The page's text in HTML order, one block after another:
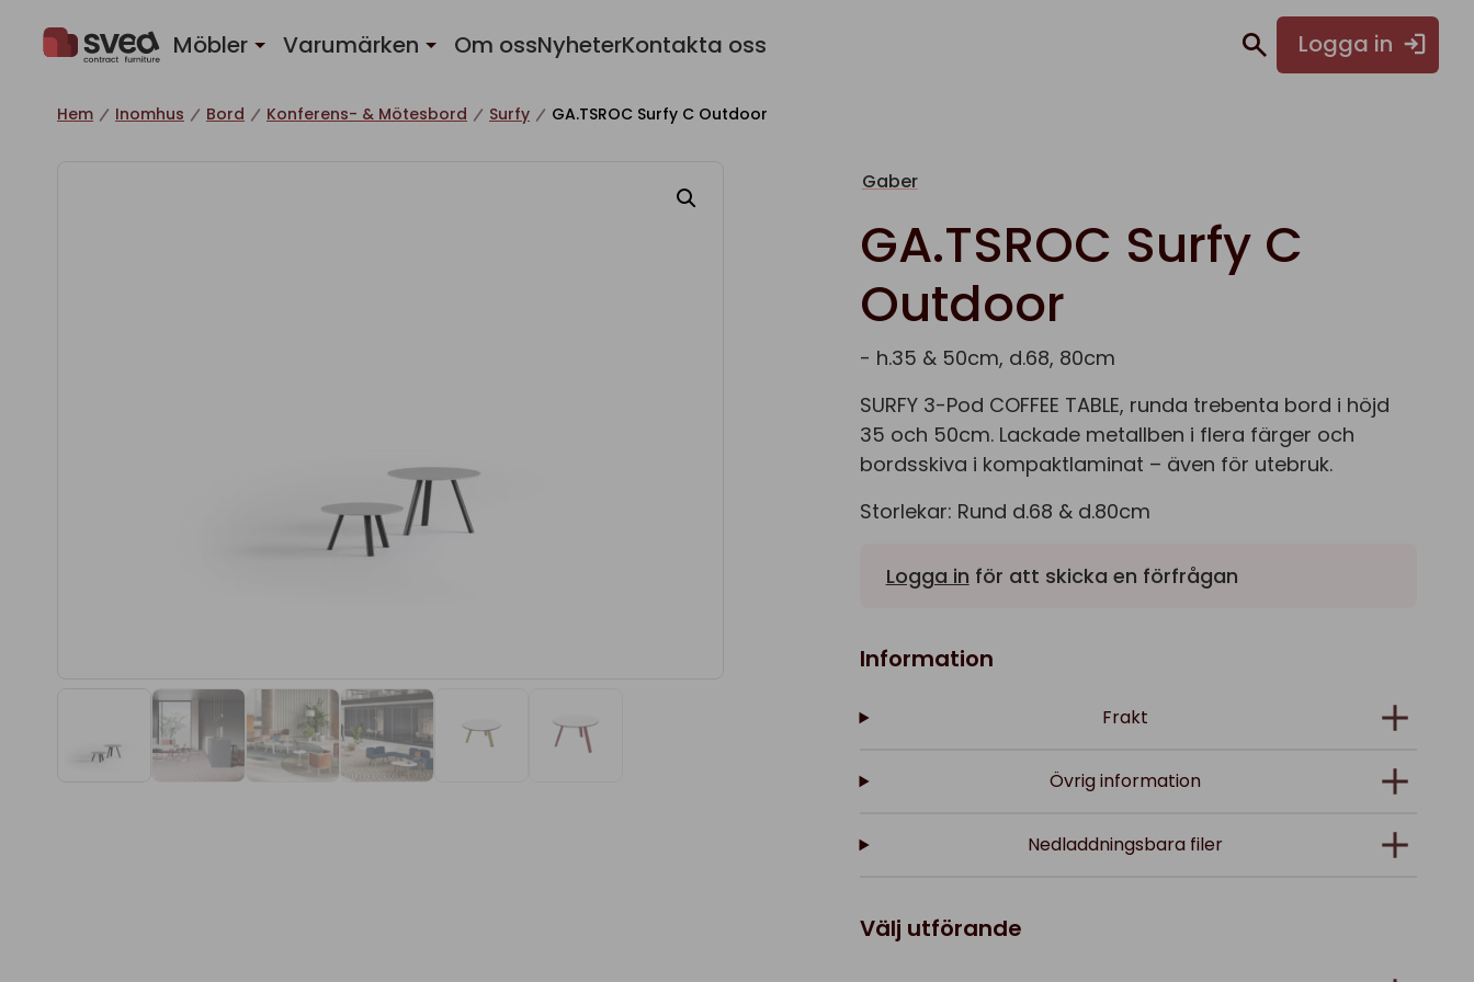
Möbler Varumärken Om ossNyheterKontakta oss Logga in
Hem Inomhus Bord Konferens- & Mötesbord Surfy GA.TSROC Surfy C Outdoor
Gaber
GA.TSROC Surfy C
Outdoor
- h.35 & 50cm, d.68, 80cm
SURFY 3-Pod COFFEE TABLE, runda trebenta bord i höjd
35 och 50cm. Lackade metallben i flera färger och
bordsskiva i kompaktlaminat – även för utebruk.
Storlekar: Rund d.68 & d.80cm
Logga in för att skicka en förfrågan
Information
Frakt
Övrig information
Nedladdningsbara filer
Välj utförande